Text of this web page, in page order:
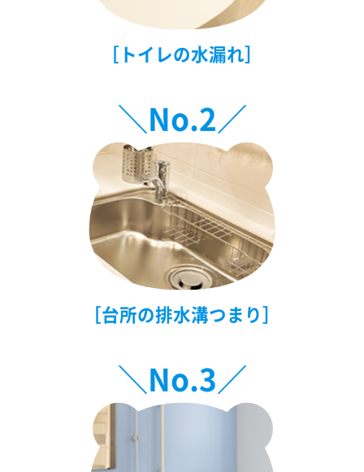
［トイレの水漏れ］
＼No.2／
［台所の排水溝つまり］
＼No.3／